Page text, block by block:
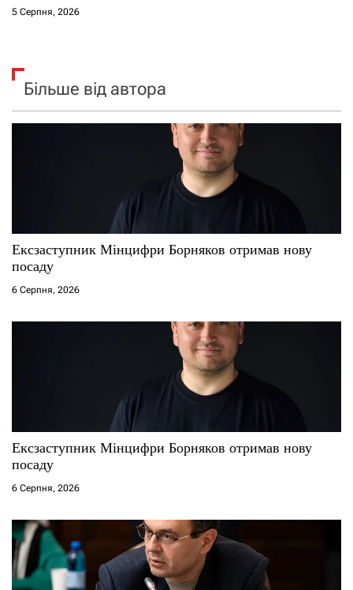
5 Серпня, 2026
Більше від автора
Ексзаступник Мінцифри Борняков отримав нову
посаду
6 Серпня, 2026
Ексзаступник Мінцифри Борняков отримав нову
посаду
6 Серпня, 2026